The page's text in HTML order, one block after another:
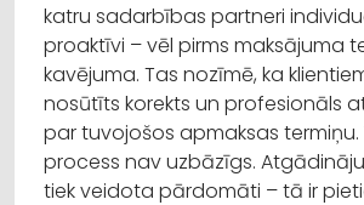
katru sadarbības partneri
proaktīvi – vēl pirms maksājuma
kavējuma. Tas nozīmē, ka
nosūtīts korekts un profesionāls
par tuvojošos apmaksas termiņu.
process nav uzbāzīgs.
tiek veidota pārdomāti – tā ir